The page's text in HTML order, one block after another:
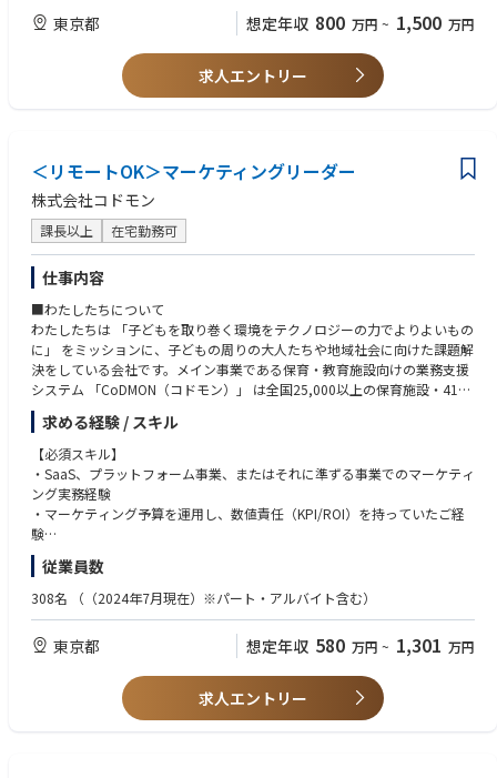
【Mission・Value】
自律に自立を融合し、次の"流れ"を生成する
Asobi：余白に目を向けて遊び心を持ち続ける
“Mission・Value”に込められた想い：砂金CEOインタビュー
https://note.com/gen_ax/n/n02385df11d33
・業務フローに対しプロダクト側からのアプローチで改善を加え、オペレ
サービスを横断したプロダクト開発にオーナーシップを持ち、ミッション
プロダクトを通じて、介護業界の変革に挑戦することがミッションです。
ユーザーニーズを的確に捉え、技術と創造性を融合させた革新的なサービ
スを生み出すことで、介護に関わる全ての人々の生活をより豊かにするこ
とを目指します。
【当社の紹介】
社会をより良くする情報発信のパイオニアとして、クーリエは常に"ちょっ
と先の未来"を見据えて行動しています。的確な情報提供によって人々のよ
り良い選択肢を増やし、社会に前向きな影響を与えることが私たちの使命
です。
強みは、社会問題を自分ごととして捉え、本質的な課題に真正面から向き
合う社員一人ひとりの姿勢。単なる情報提供にとどまらず、創造性とテク
ノロジーを駆使して産業の再定義に挑戦し続けています。
事業を継続的に成長させ続けるには、プロダクトの品質を常に進化させて
いく必要があります。その進化に欠かせない重要なポジションこそが、プ
ロダクトマネージャーだと私たちは考えています。
ユーザーやサービスドメインに興味関心を持ち、深い共感と圧倒的な解像
度を持ってプロダクトとしてユーザーへの提供価値を最大化していくこ
と。「自分の仕事が社会を変える」という信念のもと、常に変化し続ける
クーリエで、未来にあるべきものを誰よりも先に実現する。そんなエキサ
イティングな挑戦に、あなたも参加してみませんか？
【クーリエCPO（元LINE執行役員）から見たクーリエの面白さ】
https://www.courier.jpn.com/ism/organization/cpo/
・プロダクトオーナーとしての実務経験
・体系的な知識に基づいてプロダクトをグロースさせた経験
・KPI策定や数値分析などを用いたPDCA運用経験
・定量・定性データを深く洞察し、示唆の抽出や仮説設定・検証と実行経
【求める人物像】
・自律的に行動し、プロジェクトのリーダーシップを発揮ができる方
・プロジェクト、プロダクトの成長のために業務領域を超えて考え抜くこ
とができる方
・プロダクト視点だけでなく、事業を成長させたいと本気で考えている方
・不確実性を受け入れ、自らの考え柔軟に思考を変化させられる方
・誰よりも深い共感と強い情熱を持ってアウトカムの創出にコミットでき
る方
・サービス成功のため、あらゆる課題に主体的にチャレンジする意欲をお
持ちの方
・部署の垣根を超えてコミュニケーションをとり、業務を推進できる方
東京都 想定年収 800 万円 ~ 1,500 万円
求人エントリー
＜リモートOK＞マーケティングリーダー
株式会社コドモン
課長以上 在宅勤務可
仕事内容
■わたしたちについて
わたしたちは 「子どもを取り巻く環境をテクノロジーの力でよりよいもの
に」 をミッションに、子どもの周りの大人たちや地域社会に向けた課題解
決をしている会社です。メイン事業である保育・教育施設向けの業務支援
システム 「CoDMON（コドモン）」 は全国25,000以上の保育施設・415
万人以上の保護者様に日々ご利用いただくまでに成長し、今後はtoB事業
を基盤に、toC（保護者向け）、toG（行政向け）へと領域を拡大しなが
ら「子どもの育ちや学びを社会全体で支えられる世の中へ」というビジョ
ン実現に向けて取り組んでいます。
■具体的な業務内容
ご入社後は部長直下でキャッチアップいただきながら、3か月後には一定
【具体的な業務】
・戦略・投資設計
事業KPIに基づいたマーケティング戦略の立案、予算配分の最適化。
・統合マーケティングの推進
・意思決定の支援
求める経験 / スキル
【必須スキル】
・SaaS、プラットフォーム事業、またはそれに準ずる事業でのマーケティ
ング実務経験
・マーケティング予算を運用し、数値責任（KPI/ROI）を持っていたご経
験
・データと定性インサイトを組み合わせて課題を特定し、マーケKPIを継
続的にグロースさせた実務経験
・事業課題を起点にマーケ戦略を設計し、ステークホルダーへ説明・合意
・マネジメント経験
・複雑なステークホルダー間（営業・CS等）での調整・合意形成のご経験
・マーケ実務においてAIツールを活用し、業務パフォーマンスの向上また
従業員数
308名 （（2024年7月現在）※パート・アルバイト含む）
東京都 想定年収 580 万円 ~ 1,301 万円
求人エントリー